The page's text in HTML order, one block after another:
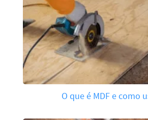
O que é MDF e como